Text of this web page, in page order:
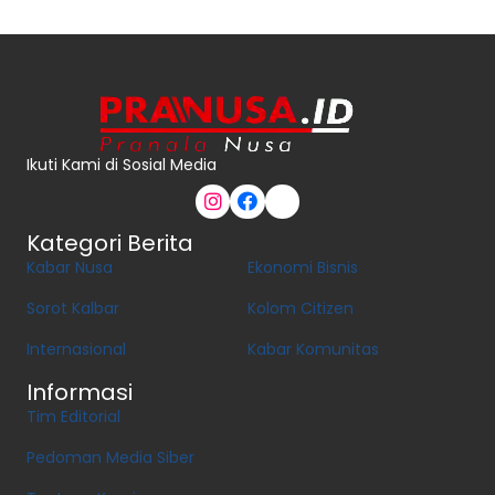
Ikuti Kami di Sosial Media
Kategori Berita
Kabar Nusa
Sorot Kalbar
Internasional
Ekonomi Bisnis
Kolom Citizen
Kabar Komunitas
Informasi
Tim Editorial
Pedoman Media Siber